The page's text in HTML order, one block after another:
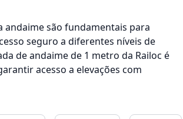
andaime são fundamentais para
seguro a diferentes níveis de
de andaime de 1 metro da Railoc é
acesso a elevações com